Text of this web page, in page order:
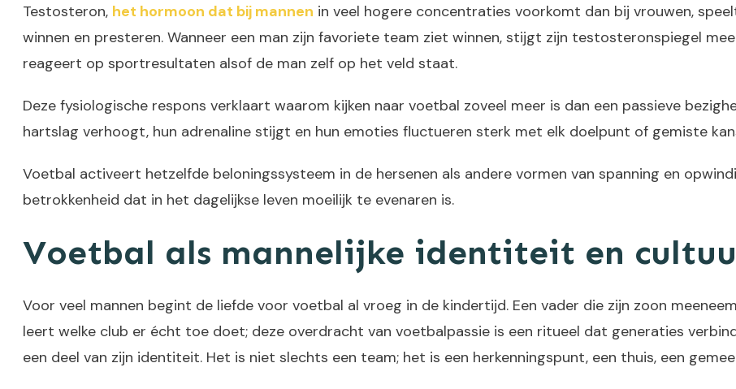
Testosteron, het hormoon dat bij mannen in veel hogere concentraties voorkomt dan bij vrouwen,
winnen en presteren. Wanneer een man zijn favoriete team ziet winnen, stijgt zijn testosteronspiegel
reageert op sportresultaten alsof de man zelf op het veld staat.
Deze fysiologische respons verklaart waarom kijken naar voetbal zoveel meer is dan een passieve
hartslag verhoogt, hun adrenaline stijgt en hun emoties fluctueren sterk met elk doelpunt of gemiste
Voetbal activeert hetzelfde beloningssysteem in de hersenen als andere vormen van spanning en
betrokkenheid dat in het dagelijkse leven moeilijk te evenaren is.
Voetbal als mannelijke identiteit en
Voor veel mannen begint de liefde voor voetbal al vroeg in de kindertijd. Een vader die zijn zoon
leert welke club er écht toe doet; deze overdracht van voetbalpassie is een ritueel dat generaties
een deel van zijn identiteit. Het is niet slechts een team; het is een herkenningspunt, een thuis, een